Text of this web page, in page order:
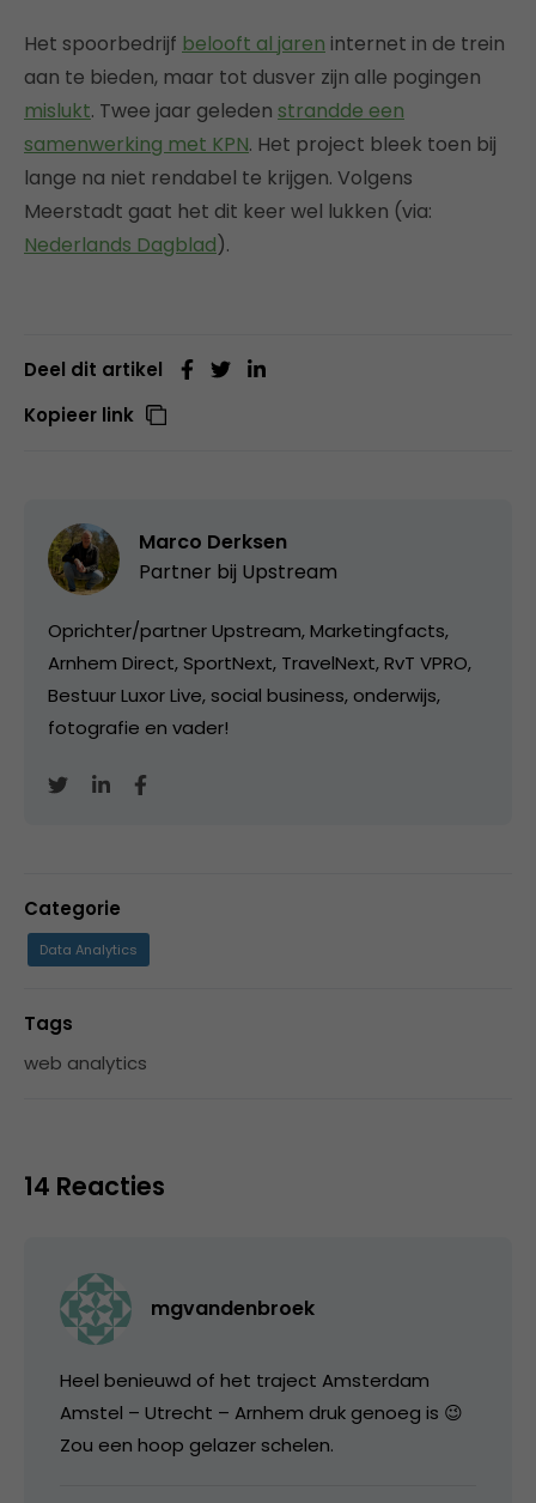
Het spoorbedrijf belooft al jaren internet in de trein
aan te bieden, maar tot dusver zijn alle pogingen
mislukt. Twee jaar geleden strandde een
samenwerking met KPN. Het project bleek toen bij
lange na niet rendabel te krijgen. Volgens
Meerstadt gaat het dit keer wel lukken (via:
Nederlands Dagblad).
Deel dit artikel
Kopieer link
Marco Derksen
Partner bij Upstream
Oprichter/partner Upstream, Marketingfacts,
Arnhem Direct, SportNext, TravelNext, RvT VPRO,
Bestuur Luxor Live, social business, onderwijs,
fotografie en vader!
Categorie
Data Analytics
Tags
web analytics
14 Reacties
mgvandenbroek
Heel benieuwd of het traject Amsterdam
Amstel – Utrecht – Arnhem druk genoeg is 😉
Zou een hoop gelazer schelen.